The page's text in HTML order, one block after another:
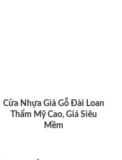
Cửa Nhựa Giả Gỗ Đài Loan
Thẩm Mỹ Cao, Giá Siêu
Mềm